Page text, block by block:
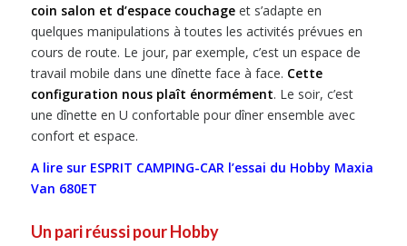
coin salon et d’espace couchageet s’adapte en
quelques manipulations à toutes les activités prévues en
cours de route. Le jour, par exemple, c’est un espace de
travail mobile dans une dînette face à face. Cette
configuration nous plaît énormément. Le soir, c’est
une dînette en U confortable pour dîner ensemble avec
confort et espace.
A lire sur ESPRIT CAMPING-CAR l’essai du Hobby Maxia
Van 680ET
Un pari réussi pour Hobby